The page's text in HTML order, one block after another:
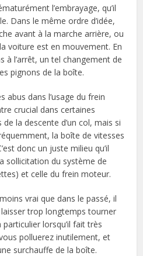
l’embrayage, qu’il
Dans le même ordre d’idée,
avant à la marche arrière, ou
voiture est en mouvement. En
à l’arrêt, un tel changement de
pignons de la boîte.
abus dans l’usage du frein
crucial dans certaines
la descente d’un col, mais si
la boîte de vitesses
donc un juste milieu qu’il
sollicitation du système de
et celle du frein moteur.
vrai que dans le passé, il
trop longtemps tourner
lorsqu’il fait très
polluerez inutilement, et
surchauffe de la boîte.